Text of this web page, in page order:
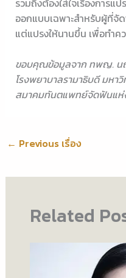
ออกแบบเฉพาะสำหรับผู้ที่จั
แต่แปรงให้นานขึ้น เพื่อทำค
ขอบคุณข้อมูลจาก ทพญ. น
โรงพยาบาลรามาธิบดี มหา
สมาคมทันตแพทย์จัดฟันแห่
← Previous เรื่อง
Related